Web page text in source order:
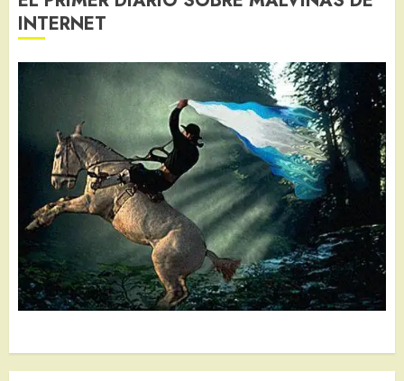
INTERNET